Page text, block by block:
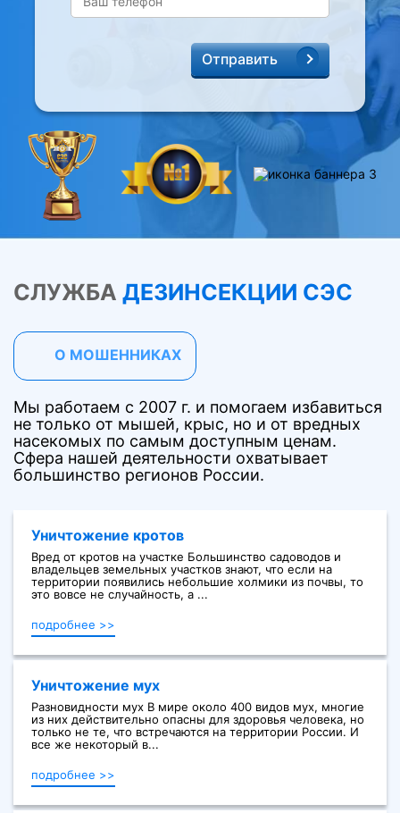
Отправить
СЛУЖБА ДЕЗИНСЕКЦИИ СЭС
О МОШЕННИКАХ
Мы работаем с 2007 г. и помогаем избавиться
не только от мышей, крыс, но и от вредных
насекомых по самым доступным ценам.
Сфера нашей деятельности охватывает
большинство регионов России.
Уничтожение кротов
Вред от кротов на участке Большинство садоводов и
владельцев земельных участков знают, что если на
территории появились небольшие холмики из почвы, то
это вовсе не случайность, а ...
подробнее >>
Уничтожение мух
Разновидности мух В мире около 400 видов мух, многие
из них действительно опасны для здоровья человека, но
только не те, что встречаются на территории России. И
все же некоторый в...
подробнее >>